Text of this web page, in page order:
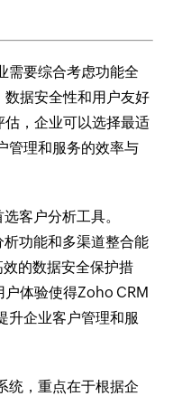
需要综合考虑功能全
据安全性和用户友好
，企业可以选择最适
管理和服务的效率与
客户分析工具。
功能和多渠道整合能
的数据安全保护措
体验使得Zoho CRM
升企业客户管理和服
统，重点在于根据企